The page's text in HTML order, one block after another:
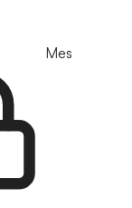
Mes